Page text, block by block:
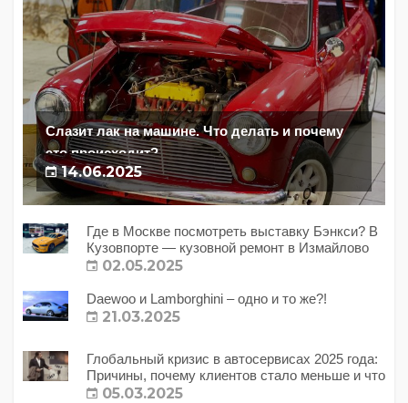
Слазит лак на машине. Что делать и почему
это происходит?
14.06.2025
Где в Москве посмотреть выставку Бэнкси? В
Кузовпорте — кузовной ремонт в Измайлово
02.05.2025
Daewoo и Lamborghini – одно и то же?!
21.03.2025
Глобальный кризис в автосервисах 2025 года:
Причины, почему клиентов стало меньше и что
с этим делать?
05.03.2025